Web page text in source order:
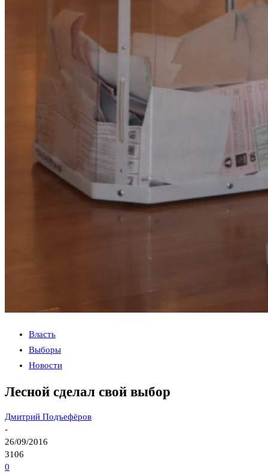
Власть
Выборы
Новости
Лесной сделал свой выбор
Дмитрий Подъефёров
-
26/09/2016
3106
0